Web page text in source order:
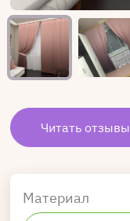
Читать отзывы
Материал